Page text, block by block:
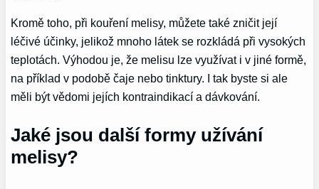
Kromě toho, při kouření melisy, můžete také zničit její
léčivé účinky, jelikož mnoho látek se rozkládá při vysokých
teplotách. Výhodou je, že melisu lze využívat i v jiné formě,
na příklad v podobě čaje nebo tinktury. I tak byste si ale
měli být vědomi jejích kontraindikací a dávkování.
Jaké jsou další formy užívání
melisy?